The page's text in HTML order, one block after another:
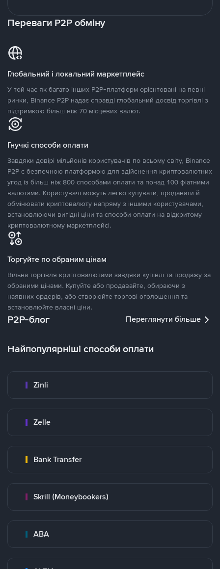
Переваги P2P обміну
Глобальний і локальний маркетплейс
У той час як багато інших P2P-платформ орієнтовані на певні
ринки, Binance P2P надає справді глобальний досвід торгівлі з
підтримкою більш ніж 70 місцевих валют.
Гнучкі способи оплати
Завдяки довірі мільйонів користувачів по всьому світу, Binance
P2P є безпечною платформою для здійснення криптовалютних
угод із більш ніж 800 способами оплати та понад 100 фіатними
валютами. Користувачі можуть легко купувати, продавати й
обмінювати криптовалюту напряму з іншими користувачами,
встановлюючи вигідні ціни та способи оплати на відкритому
криптовалютному маркетплейсі.
Торгуйте по обраним цінам
Вільна торгівля криптовалютами завдяки купівлі та продажу за
обраними цінами. Купуйте або продавайте, обираючи з
наявних ордерів, або створюйте торгові оголошення та
встановлюйте власні ціни.
P2P-блог Переглянути більше
Найпопулярніші способи оплати
Zinli
Zelle
Bank Transfer
Skrill (Moneybookers)
ABA